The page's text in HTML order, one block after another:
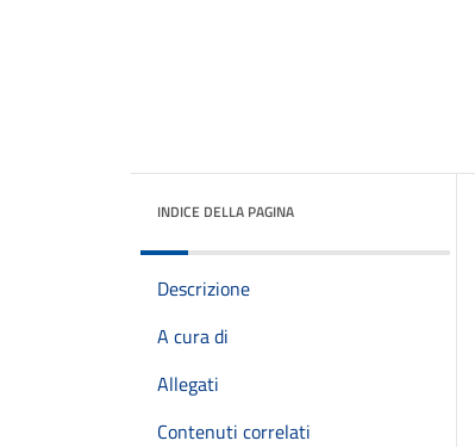
INDICE DELLA PAGINA
Descrizione
A cura di
Allegati
Contenuti correlati